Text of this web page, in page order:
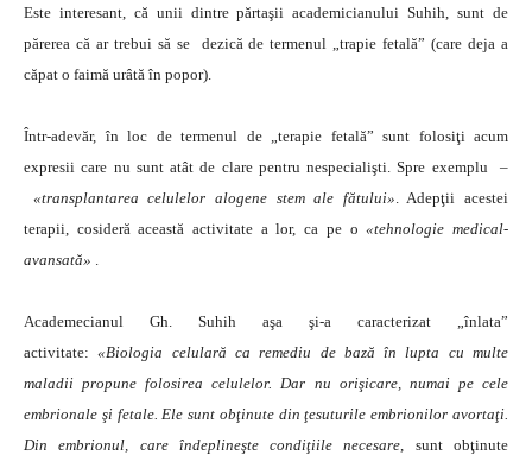
Este interesant, că unii dintre părtaşii academicianului Suhih, sunt de
părerea că ar trebui să se dezică de termenul „trapie fetală” (care deja a
căpat o faimă urâtă în popor).
Într-adevăr, în loc de termenul de „terapie fetală” sunt folosiţi acum
expresii care nu sunt atât de clare pentru nespecialişti. Spre exemplu –
«transplantarea celulelor alogene stem ale fătului». Adepţii acestei
terapii, cosideră această activitate a lor, ca pe o«tehnologie medical-
avansată» .
Academecianul Gh. Suhih aşa şi-a caracterizat „înlata”
activitate:«Biologia celulară ca remediu de bază în lupta cu multe
maladii propune folosirea celulelor. Dar nu orişicare, numai pe cele
embrionale şi fetale. Ele sunt obţinute din ţesuturile embrionilor avortaţi.
Din embrionul, care îndeplineşte condiţiile necesare, sunt obţinute